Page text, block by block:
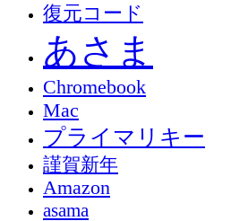
復元コード
あさま
Chromebook
Mac
プライマリキー
謹賀新年
Amazon
asama